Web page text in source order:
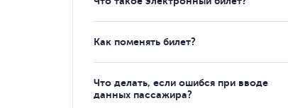
Как поменять билет?
Что делать, если ошибся при вводе
данных пассажира?